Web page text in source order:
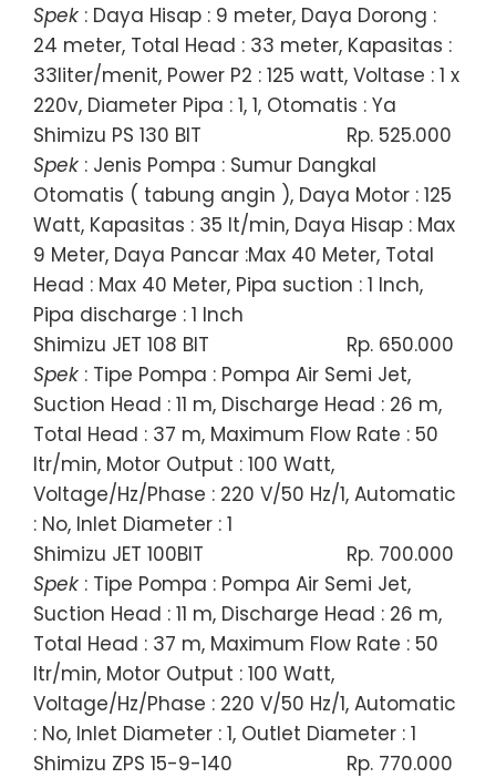
Spek : Daya Hisap : 9 meter, Daya Dorong :
24 meter, Total Head : 33 meter, Kapasitas :
33liter/menit, Power P2 : 125 watt, Voltase : 1 x
220v, Diameter Pipa : 1, 1, Otomatis : Ya
Shimizu PS 130 BIT
Rp. 525.000
Spek : Jenis Pompa : Sumur Dangkal
Otomatis ( tabung angin ), Daya Motor : 125
Watt, Kapasitas : 35 lt/min, Daya Hisap : Max
9 Meter, Daya Pancar :Max 40 Meter, Total
Head : Max 40 Meter, Pipa suction : 1 Inch,
Pipa discharge : 1 Inch
Shimizu JET 108 BIT
Rp. 650.000
Spek : Tipe Pompa : Pompa Air Semi Jet,
Suction Head : 11 m, Discharge Head : 26 m,
Total Head : 37 m, Maximum Flow Rate : 50
ltr/min, Motor Output : 100 Watt,
Voltage/Hz/Phase : 220 V/50 Hz/1, Automatic
: No, Inlet Diameter : 1
Shimizu JET 100BIT
Rp. 700.000
Spek : Tipe Pompa : Pompa Air Semi Jet,
Suction Head : 11 m, Discharge Head : 26 m,
Total Head : 37 m, Maximum Flow Rate : 50
ltr/min, Motor Output : 100 Watt,
Voltage/Hz/Phase : 220 V/50 Hz/1, Automatic
: No, Inlet Diameter : 1, Outlet Diameter : 1
Shimizu ZPS 15-9-140
Rp. 770.000